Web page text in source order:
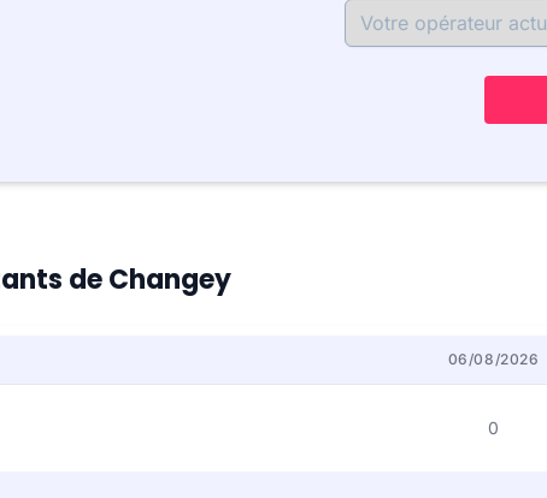
de Changey
06/08/2026
0